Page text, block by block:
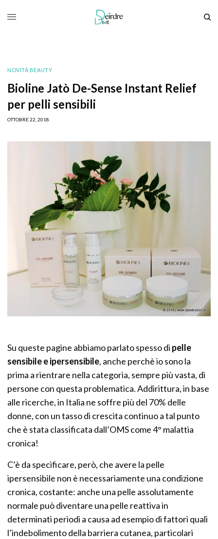
NOVITÀ BEAUTY
Bioline Jatò De-Sense Instant Relief
per pelli sensibili
OTTOBRE 22, 2018
Su queste pagine abbiamo parlato spesso di pelle
sensibile e ipersensibile, anche perchè io sono la
prima a rientrare nella categoria, sempre più vasta, di
persone con questa problematica. Addirittura, in base
alle ricerche, in Italia ne soffre più del 70% delle
donne, con un tasso di crescita continuo a tal punto
che è stata classificata dall’OMS come 4° malattia
cronica!
C’è da specificare, però, che avere la pelle
ipersensibile non è necessariamente una condizione
cronica, costante: anche una pelle assolutamente
normale può diventare una pelle reattiva in
determinati periodi a causa ad esempio di fattori quali
l’indebolimento della barriera cutanea, particolari